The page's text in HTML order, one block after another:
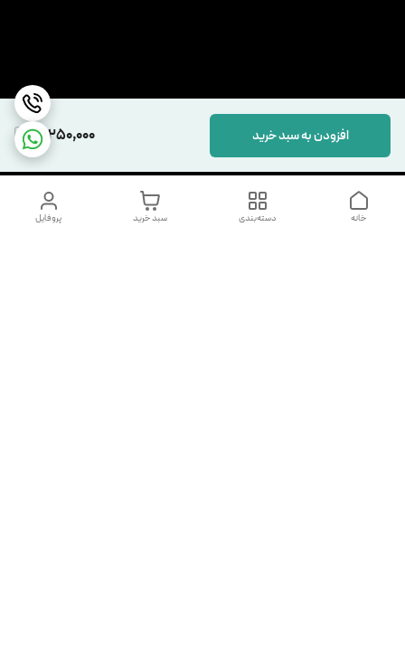
12,250,000 افزودن به سبد خرید
پروفایل سبد خرید دسته‌بندی خانه